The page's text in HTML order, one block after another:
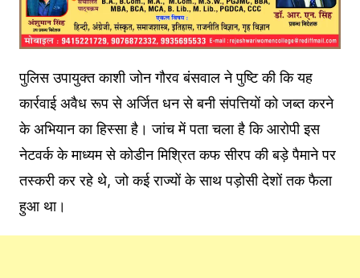
पुलिस उपायुक्त काशी जोन गौरव बंसवाल ने पुष्टि की कि यह
कार्रवाई अवैध रूप से अर्जित धन से बनी संपत्तियों को जब्त करने
के अभियान का हिस्सा है। जांच में पता चला है कि आरोपी इस
नेटवर्क के माध्यम से कोडीन मिश्रित कफ सीरप की बड़े पैमाने पर
तस्करी कर रहे थे, जो कई राज्यों के साथ पड़ोसी देशों तक फैला
हुआ था।